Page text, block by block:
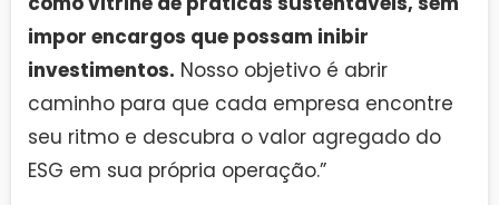
impor encargos que possam inibir
investimentos. Nosso objetivo é abrir
caminho para que cada empresa encontre
seu ritmo e descubra o valor agregado do
ESG em sua própria operação.”